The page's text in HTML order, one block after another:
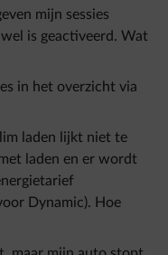
mijn sessies
is geactiveerd. Wat
in het overzicht via
laden lijkt niet te
laden en er wordt
Dynamic). Hoe